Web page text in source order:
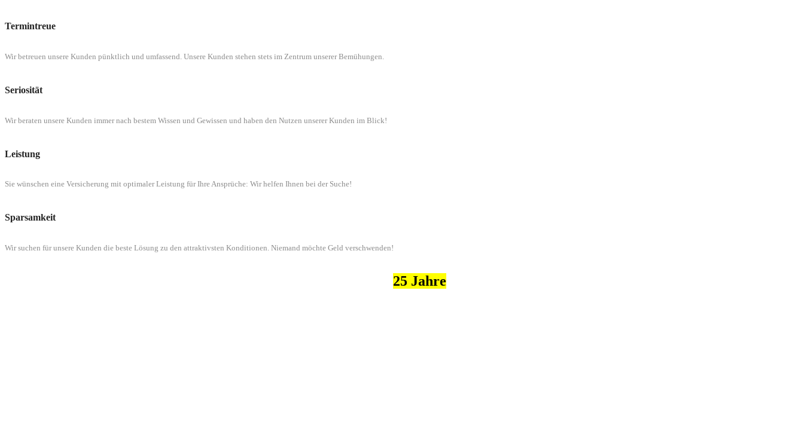
Termintreue
Wir betreuen unsere Kunden pünktlich und umfassend. Unsere Kunden stehen stets im Zentrum unserer Bemühungen.
Seriosität
Wir beraten unsere Kunden immer nach bestem Wissen und Gewissen und haben den Nutzen unserer Kunden im Blick!
Leistung
Sie wünschen eine Versicherung mit optimaler Leistung für Ihre Ansprüche: Wir helfen Ihnen bei der Suche!
Sparsamkeit
Wir suchen für unsere Kunden die beste Lösung zu den attraktivsten Konditionen. Niemand möchte Geld verschwenden!
25 Jahre